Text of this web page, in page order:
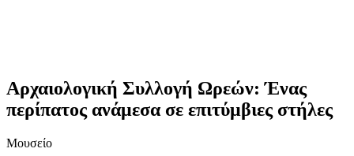
Αρχαιολογική Συλλογή Ωρεών: Ένας
περίπατος ανάμεσα σε επιτύμβιες στήλες
Μουσείο